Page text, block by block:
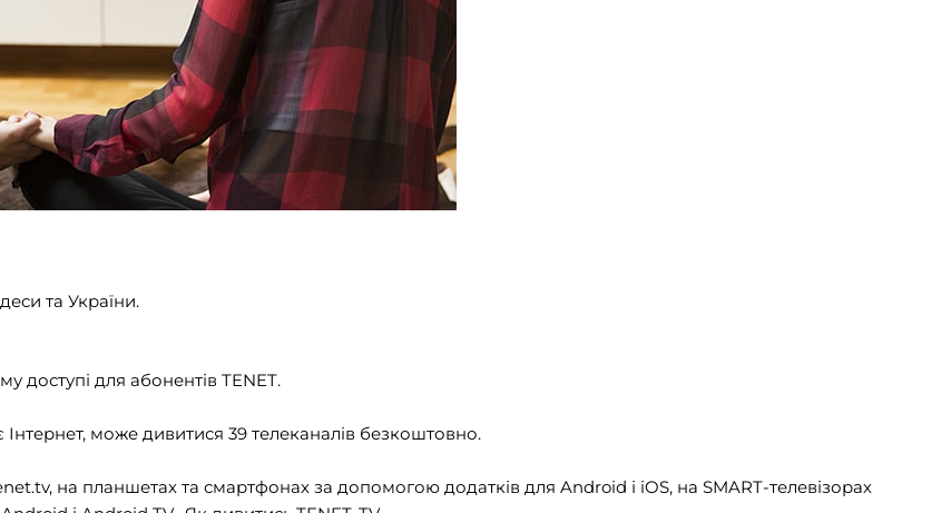
та України.
доступі для абонентів TENET.
Інтернет, може дивитися 39 телеканалів безкоштовно.
, на планшетах та смартфонах за допомогою додатків для Android і iOS, на SMART-телевізорах